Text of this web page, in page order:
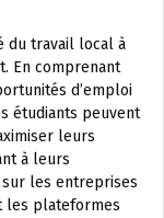
du travail local à
En comprenant
d’emploi
étudiants peuvent
leurs
à leurs
les entreprises
les plateformes